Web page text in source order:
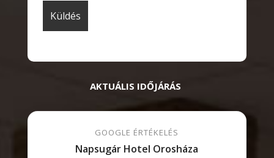
AKTUÁLIS IDŐJÁRÁS
GOOGLE ÉRTÉKELÉS
Napsugár Hotel Orosháza